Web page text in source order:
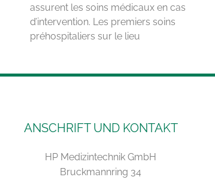
assurent les soins médicaux en cas
d’intervention. Les premiers soins
préhospitaliers sur le lieu
ANSCHRIFT UND KONTAKT
HP Medizintechnik GmbH
Bruckmannring 34